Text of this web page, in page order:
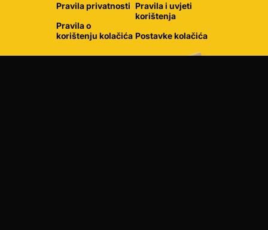
Pravila privatnosti
Pravila o
korištenju kolačića
Pravila i uvjeti
korištenja
Postavke kolačića